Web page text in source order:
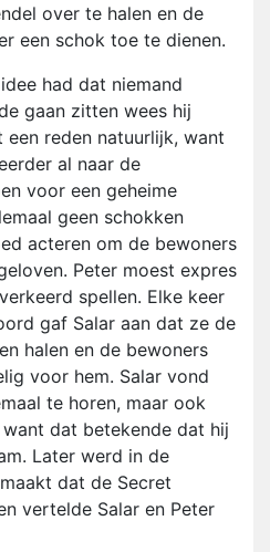
over te halen en de
een schok toe te dienen.
had dat niemand
gaan zitten wees hij
een reden natuurlijk, want
al naar de
voor een geheime
geen schokken
acteren om de bewoners
Peter moest expres
spellen. Elke keer
gaf Salar aan dat ze de
halen en de bewoners
voor hem. Salar vond
te horen, maar ook
dat betekende dat hij
Later werd in de
dat de Secret
vertelde Salar en Peter